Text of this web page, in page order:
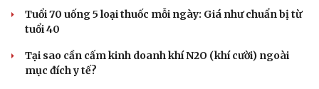
Hạt giống tâm hồn
Tuổi 70 uống 5 loại thuốc mỗi ngày: Giá như chuẩn bị từ
tuổi 40
Tại sao cần cấm kinh doanh khí N2O (khí cười) ngoài
mục đích y tế?